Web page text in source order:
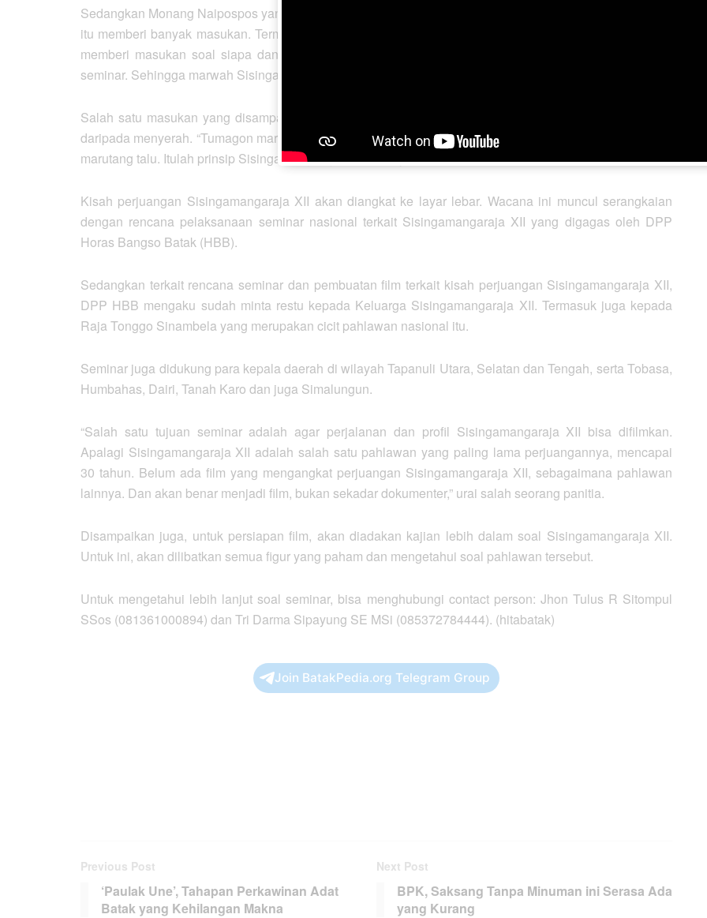
Sedangkan Monang Naipospos yang diminta menjadi salah satu pembicara di seminar, pada kesempatan
itu memberi banyak masukan. Termasuk juga untuk rencana pembuatan film. Tidak ketinggalan dia juga
memberi masukan soal siapa dan bagaimana seharusnya figur yang dilibatkan sebagai pembicara di
seminar. Sehingga marwah Sisingamangaraja XII tetap terjaga.
Salah satu masukan yang disampaikan adalah soal prinsip Sisingamangaraja XII, yang lebih baik mati
daripada menyerah. “Tumagon marlompan langge unang marikkau pahu. Tumagon marutang mate unang
marutang talu. Itulah prinsip Sisingamangaraja XII,” katanya.
Kisah perjuangan Sisingamangaraja XII akan diangkat ke layar lebar. Wacana ini muncul serangkaian
dengan rencana pelaksanaan seminar nasional terkait Sisingamangaraja XII yang digagas oleh DPP
Horas Bangso Batak (HBB).
Sedangkan terkait rencana seminar dan pembuatan film terkait kisah perjuangan Sisingamangaraja XII,
DPP HBB mengaku sudah minta restu kepada Keluarga Sisingamangaraja XII. Termasuk juga kepada
Raja Tonggo Sinambela yang merupakan cicit pahlawan nasional itu.
Seminar juga didukung para kepala daerah di wilayah Tapanuli Utara, Selatan dan Tengah, serta Tobasa,
Humbahas, Dairi, Tanah Karo dan juga Simalungun.
“Salah satu tujuan seminar adalah agar perjalanan dan profil Sisingamangaraja XII bisa difilmkan.
Apalagi Sisingamangaraja XII adalah salah satu pahlawan yang paling lama perjuangannya, mencapai
30 tahun. Belum ada film yang mengangkat perjuangan Sisingamangaraja XII, sebagaimana pahlawan
lainnya. Dan akan benar menjadi film, bukan sekadar dokumenter,” urai salah seorang panitia.
Disampaikan juga, untuk persiapan film, akan diadakan kajian lebih dalam soal Sisingamangaraja XII.
Untuk ini, akan dilibatkan semua figur yang paham dan mengetahui soal pahlawan tersebut.
Untuk mengetahui lebih lanjut soal seminar, bisa menghubungi contact person: Jhon Tulus R Sitompul
SSos (081361000894) dan Tri Darma Sipayung SE MSi (085372784444). (hitabatak)
Join BatakPedia.org Telegram Group
Previous Post
‘Paulak Une’, Tahapan Perkawinan Adat
Batak yang Kehilangan Makna
Next Post
BPK, Saksang Tanpa Minuman ini Serasa Ada
yang Kurang